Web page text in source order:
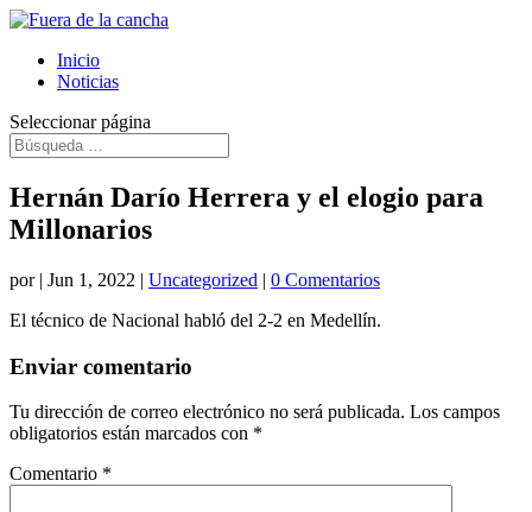
Inicio
Noticias
Seleccionar página
Hernán Darío Herrera y el elogio para
Millonarios
por | Jun 1, 2022 | Uncategorized | 0 Comentarios
El técnico de Nacional habló del 2-2 en Medellín.
Enviar comentario
Tu dirección de correo electrónico no será publicada. Los campos
obligatorios están marcados con *
Comentario *